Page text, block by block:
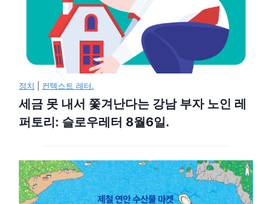
정치 컨텍스트 레터.
세금 못 내서 쫓겨난다는 강남 부자 노인 레
퍼토리: 슬로우레터 8월6일.